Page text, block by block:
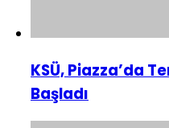
KSÜ, Piazza’da
Başladı